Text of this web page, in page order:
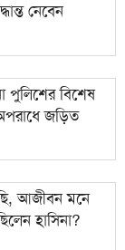
নেবেন
পুলিশের বিশেষ
জড়িত
আজীবন মনে
হাসিনা?